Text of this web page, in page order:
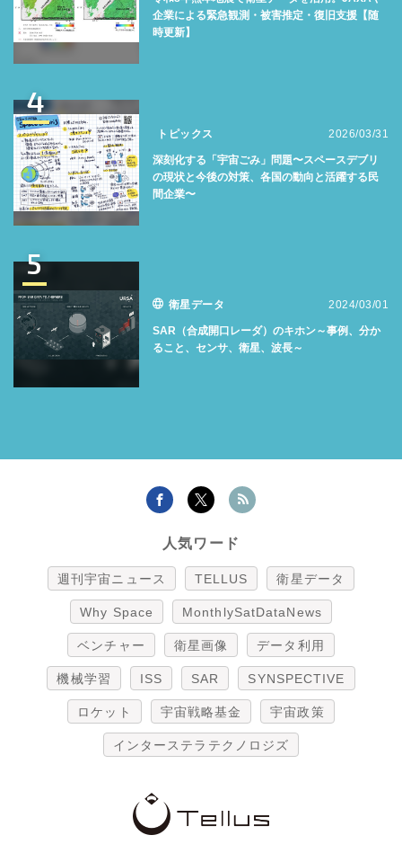
企業による緊急観測・被害推定・復旧支援【随
時更新】
4
トピックス 2026/03/31
深刻化する「宇宙ごみ」問題〜スペースデブリ
の現状と今後の対策、各国の動向と活躍する民
間企業〜
5
衛星データ 2024/03/01
SAR（合成開口レーダ）のキホン～事例、分か
ること、センサ、衛星、波長～
人気ワード
週刊宇宙ニュース TELLUS 衛星データ
Why Space MonthlySatDataNews
ベンチャー 衛星画像 データ利用
機械学習 ISS SAR SYNSPECTIVE
ロケット 宇宙戦略基金 宇宙政策
インターステラテクノロジズ